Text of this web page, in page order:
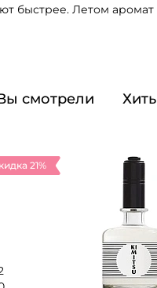
быстрее. Летом
смотрели
21%